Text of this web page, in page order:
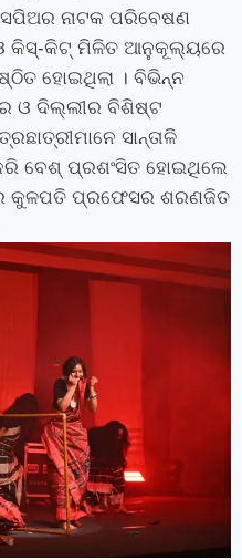
ନାଟକ ପରିବେଷଣ
ଓ କିସ୍‌-କିଟ୍ ମିଳିତ ଆନୁକୂଲ୍ୟରେ
ହୋଇଥିଲା । ବିଭିନ୍ନ
ଓ ଦିଲ୍ଲୀର ବିଶିଷ୍ଟ
ସାନ୍ତାଳି
ବେଶ୍ ପ୍ରଶଂସିତ ହୋଇଥିଲେ
କୁଳପତି ପ୍ରଫେସର ଶରଣଜିତ